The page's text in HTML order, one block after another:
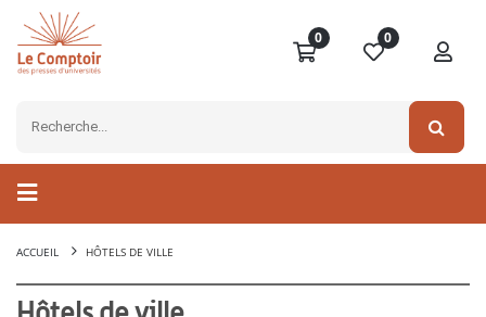
0 0
ACCUEIL HÔTELS DE VILLE